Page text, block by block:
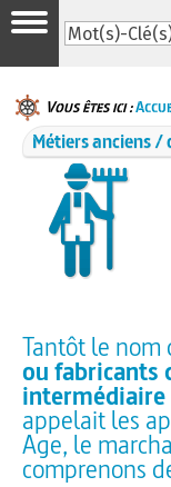
Vous êtes ici :
Métiers anciens /
Tantôt le nom
ou fabricants
intermédiaire
appelait les
Age, le
comprenons